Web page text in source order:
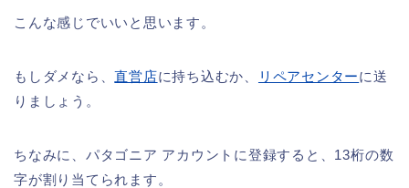
こんな感じでいいと思います。
もしダメなら、直営店に持ち込むか、 リペアセンターに送
りましょう。
ちなみに、パタゴニア アカウントに登録すると、13桁の数
字が割り当てられます。